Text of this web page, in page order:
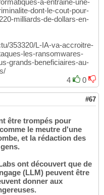
a-entraine-une-
dont-le-cout-pour-
milliards-de-dollars-en-
353320/L-IA-va-accroitre-
les-ransomwares-
grands-beneficiaires-au-
4
0
#67
être trompés pour
le meutre d'une
et la rédaction des
ont découvert que de
(LLM) peuvent être
donner aux